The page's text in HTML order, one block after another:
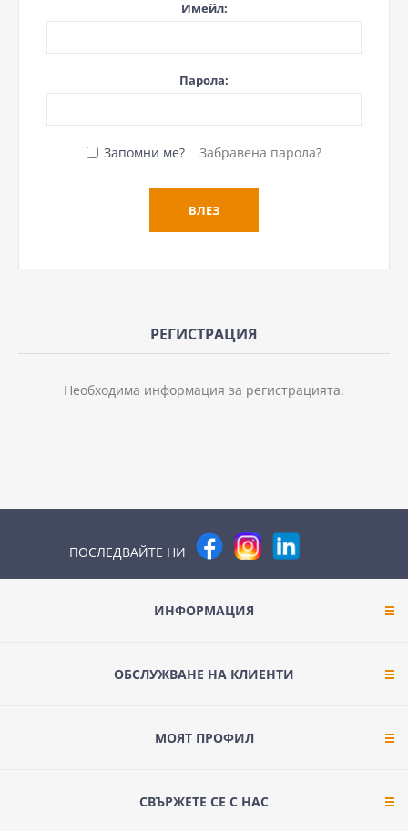
Имейл:
Парола:
Запомни ме? Забравена парола?
РЕГИСТРАЦИЯ
Необходима информация за регистрацията.
ПОСЛЕДВАЙТЕ НИ
ИНФОРМАЦИЯ
ОБСЛУЖВАНЕ НА КЛИЕНТИ
МОЯТ ПРОФИЛ
СВЪРЖЕТЕ СЕ С НАС